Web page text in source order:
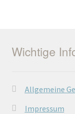
Wichtige
Allgemeine
Impressum